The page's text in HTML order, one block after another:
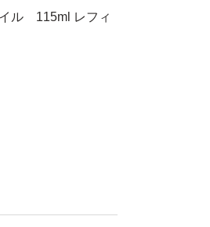
ル 115ml レフィ
トポス